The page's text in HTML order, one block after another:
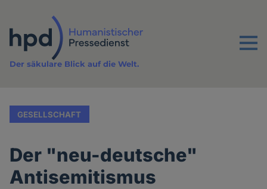
Inhalt
Menu
Der säkulare Blick auf die Welt.
GESELLSCHAFT
Der "neu-deutsche"
Antisemitismus